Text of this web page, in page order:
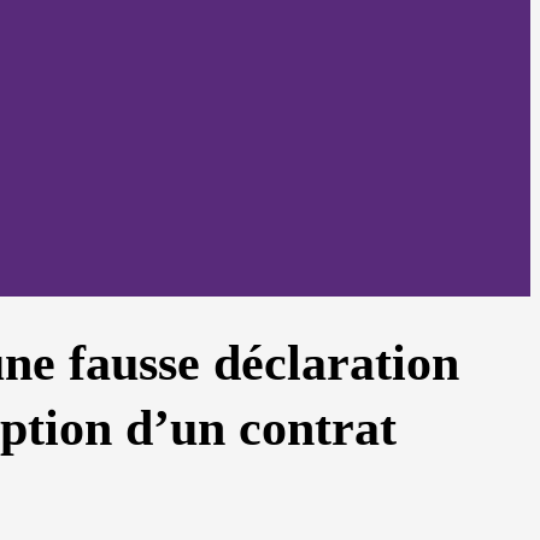
fausse déclaration
d’un contrat